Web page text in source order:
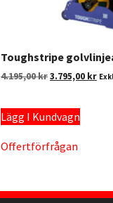
Toughstripe
4.195,00kr3.795,00 kr
Lägg I Kundvagn
Offertförfrågan